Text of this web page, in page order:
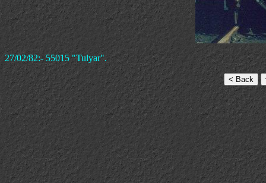
27/02/82:- 55015 "Tulyar".